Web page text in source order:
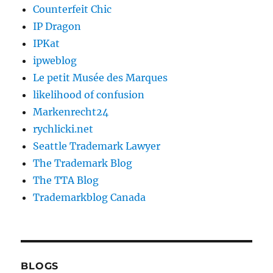
Counterfeit Chic
IP Dragon
IPKat
ipweblog
Le petit Musée des Marques
likelihood of confusion
Markenrecht24
rychlicki.net
Seattle Trademark Lawyer
The Trademark Blog
The TTA Blog
Trademarkblog Canada
BLOGS